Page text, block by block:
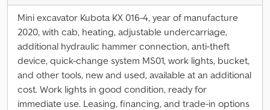
Mini excavator Kubota KX 016-4, year of manufacture
2020, with cab, heating, adjustable undercarriage,
additional hydraulic hammer connection, anti-theft
device, quick-change system MS01, work lights, bucket,
and other tools, new and used, available at an additional
cost. Work lights in good condition, ready for
immediate use. Leasing, financing, and trade-in options